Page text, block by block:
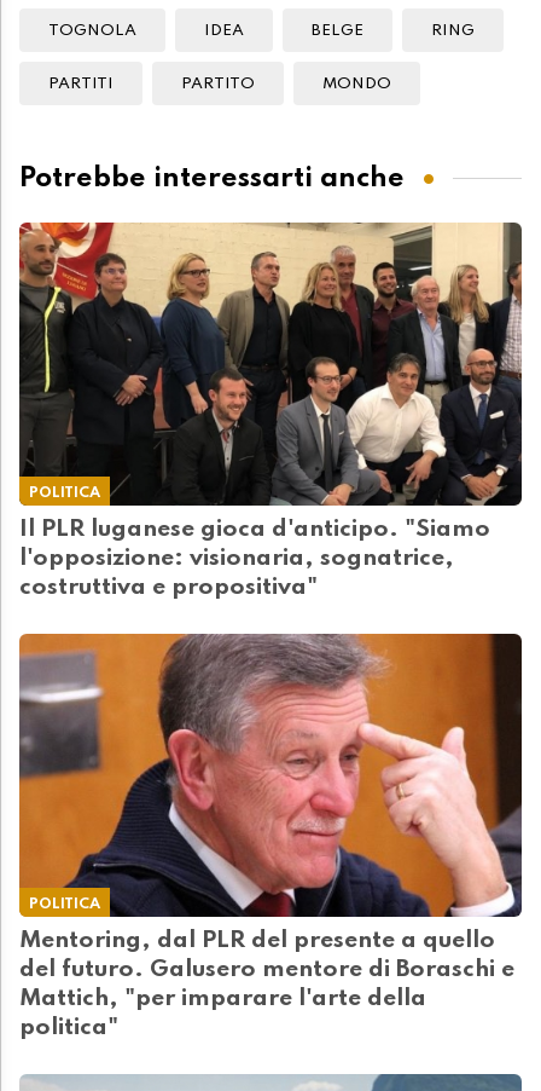
TOGNOLA IDEA BELGE RING
PARTITI PARTITO MONDO
Potrebbe interessarti anche
POLITICA
Il PLR luganese gioca d'anticipo. "Siamo
l'opposizione: visionaria, sognatrice,
costruttiva e propositiva"
POLITICA
Mentoring, dal PLR del presente a quello
del futuro. Galusero mentore di Boraschi e
Mattich, "per imparare l'arte della
politica"